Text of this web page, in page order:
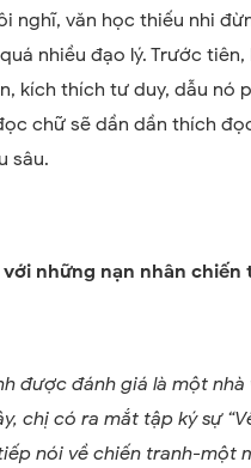
nghĩ, văn học thiếu nhi
nhiều đạo lý. Trước tiên,
kích thích tư duy, dẫu nó
chữ sẽ dần dần thích
sâu.
những nạn nhân chiến
được đánh giá là một nhà
chị có ra mắt tập ký sự
nói về chiến tranh-một